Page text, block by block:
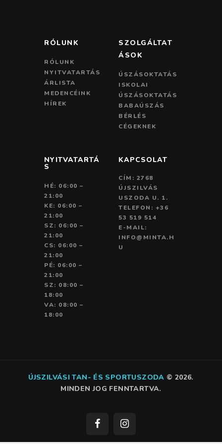
RÓLUNK
RÓLUNK
NYITVATARTÁS
ÁRLISTA
MEDENCÉINK
HÍREK
SZOLGÁLTAT
ÁSOK
ÚSZÁSOKTATÁS
ISKOLAI
ÚSZÁSOKTATÁS
BABAÚSZÁS
BÉRLÉS
CÉGEKNEK
NYITVATARTÁ
S
HÉ: 06:00 –
21:00
KE: 06:00 –
21:00
SZ: 06:00 –
21:00
CS: 06:00 –
21:00
PÉ: 06:00 –
21:00
SZ: 08:00 –
18:00
VA: 08:00 –
18:00
KAPCSOLAT
CÍM: 2768
ÚJSZILVÁS
USZODA U. 1.
TELEFON: +36
53 519 514
E-MAIL:
INFO@MINTA.H
U
ÚJSZILVÁSI TAN- ÉS SPORTUSZODA © 2026.
MINDEN JOG FENNTARTVA.